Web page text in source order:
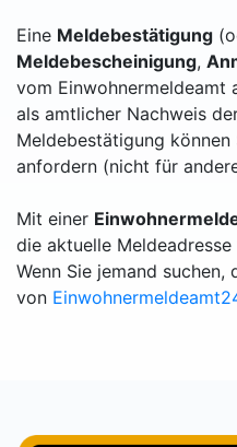
Eine Meldebestätigung
Meldebescheinigung,
vom Einwohnermeldeamt
als amtlicher Nachweis
Meldebestätigung
anfordern (nicht für
Mit einer
die aktuelle
Wenn Sie jemand
von